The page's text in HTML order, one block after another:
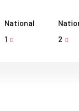
National
1
2